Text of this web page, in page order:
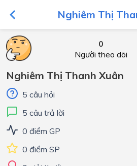
Nghiêm Thị
0
Người theo dõi
Nghiêm Thị Thanh Xuân
5 câu hỏi
5 câu trả lời
0 điểm GP
0 điểm SP